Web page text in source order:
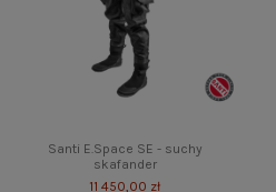
Santi E.Space SE - suchy
skafander
11 450,00 zł